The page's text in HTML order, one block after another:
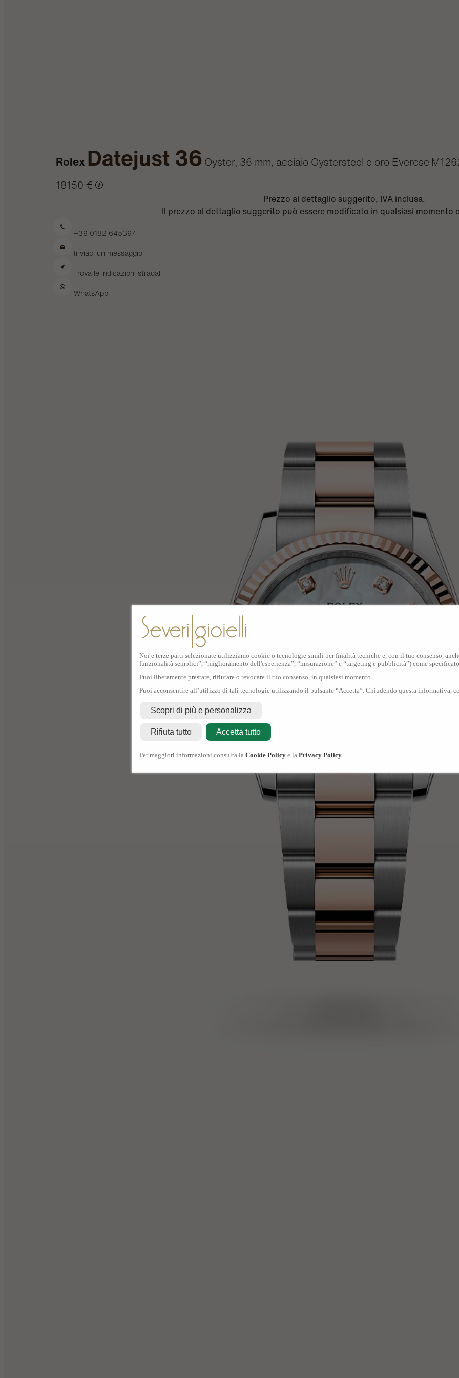
Rolex Datejust 36 Oyster, 36 mm, acciaio Oystersteel e oro Everose
18150 €
Prezzo al dettaglio suggerito, IVA inclusa.
Il prezzo al dettaglio suggerito può essere modificato in qualsiasi momento
+39 0182 645397
Inviaci un messaggio
Trova le indicazioni stradali
WhatsApp
Noi e terze parti selezionate utilizziamo cookie o tecnologie simili per finalità tecniche e, con il tuo consenso,
funzionalità semplici”, “miglioramento dell'esperienza”, “misurazione” e “targeting e pubblicità”) come
Puoi liberamente prestare, rifiutare o revocare il tuo consenso, in qualsiasi momento.
Puoi acconsentire all’utilizzo di tali tecnologie utilizzando il pulsante “Accetta”. Chiudendo questa informativa,
Scopri di più e personalizza
Rifiuta tutto Accetta tutto
Per maggiori informazioni consulta la Cookie Policy e la Privacy Policy.